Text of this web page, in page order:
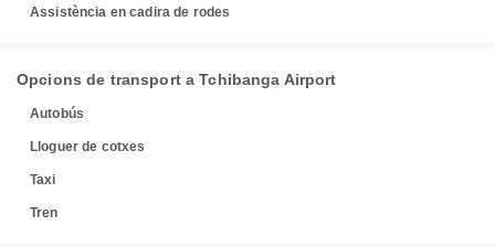
Assistència en cadira de rodes
Opcions de transport a Tchibanga Airport
Autobús
Lloguer de cotxes
Taxi
Tren